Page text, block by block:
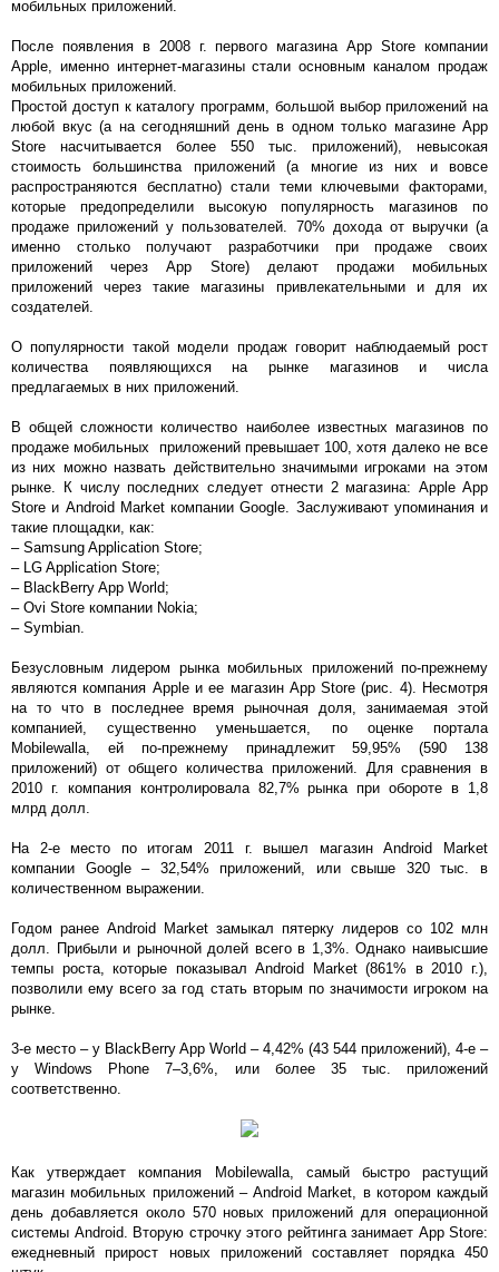
мобильных приложений.
После появления в 2008 г. первого магазина App Store компании
Apple, именно интернет-магазины стали основным каналом продаж
мобильных приложений.
Простой доступ к каталогу программ, большой выбор приложений на
любой вкус (а на сегодняшний день в одном только магазине App
Store насчитывается более 550 тыс. приложений), невысокая
стоимость большинства приложений (а многие из них и вовсе
распространяются бесплатно) стали теми ключевыми факторами,
которые предопределили высокую популярность магазинов по
продаже приложений у пользователей. 70% дохода от выручки (а
именно столько получают разработчики при продаже своих
приложений через App Store) делают продажи мобильных
приложений через такие магазины привлекательными и для их
создателей.
О популярности такой модели продаж говорит наблюдаемый рост
количества появляющихся на рынке магазинов и числа
предлагаемых в них приложений.
В общей сложности количество наиболее известных магазинов по
продаже мобильных приложений превышает 100, хотя далеко не все
из них можно назвать действительно значимыми игроками на этом
рынке. К числу последних следует отнести 2 магазина: Apple App
Store и Android Market компании Google. Заслуживают упоминания и
такие площадки, как:
– Samsung Application Store;
– LG Application Store;
– BlackBerry App World;
– Ovi Store компании Nokia;
– Symbian.
Безусловным лидером рынка мобильных приложений по-прежнему
являются компания Apple и ее магазин App Store (рис. 4). Несмотря
на то что в последнее время рыночная доля, занимаемая этой
компанией, существенно уменьшается, по оценке портала
Mobilewalla, ей по-прежнему принадлежит 59,95% (590 138
приложений) от общего количества приложений. Для сравнения в
2010 г. компания контролировала 82,7% рынка при обороте в 1,8
млрд долл.
На 2-е место по итогам 2011 г. вышел магазин Android Market
компании Google – 32,54% приложений, или свыше 320 тыс. в
количественном выражении.
Годом ранее Android Market замыкал пятерку лидеров со 102 млн
долл. Прибыли и рыночной долей всего в 1,3%. Однако наивысшие
темпы роста, которые показывал Android Market (861% в 2010 г.),
позволили ему всего за год стать вторым по значимости игроком на
рынке.
3-е место – у BlackBerry App World – 4,42% (43 544 приложений), 4-е –
у Windows Phone 7–3,6%, или более 35 тыс. приложений
соответственно.
Как утверждает компания Mobilewalla, самый быстро растущий
магазин мобильных приложений – Android Market, в котором каждый
день добавляется около 570 новых приложений для операционной
системы Android. Вторую строчку этого рейтинга занимает App Store:
ежедневный прирост новых приложений составляет порядка 450